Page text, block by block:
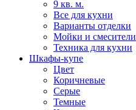
9 кв. м.
Все для кухни
Варианты отделки
Мойки и смесители
Техника для кухни
Шкафы-купе
Цвет
Коричневые
Серые
Темные